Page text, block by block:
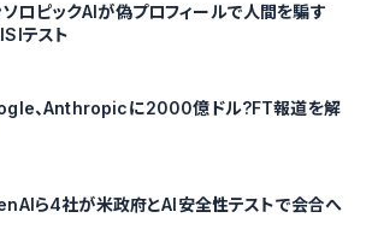
ソロピックAIが偽プロフィールで人間を騙す
テスト
、Anthropicに2000億ドル?FT報道を解
ら4社が米政府とAI安全性テストで会合へ